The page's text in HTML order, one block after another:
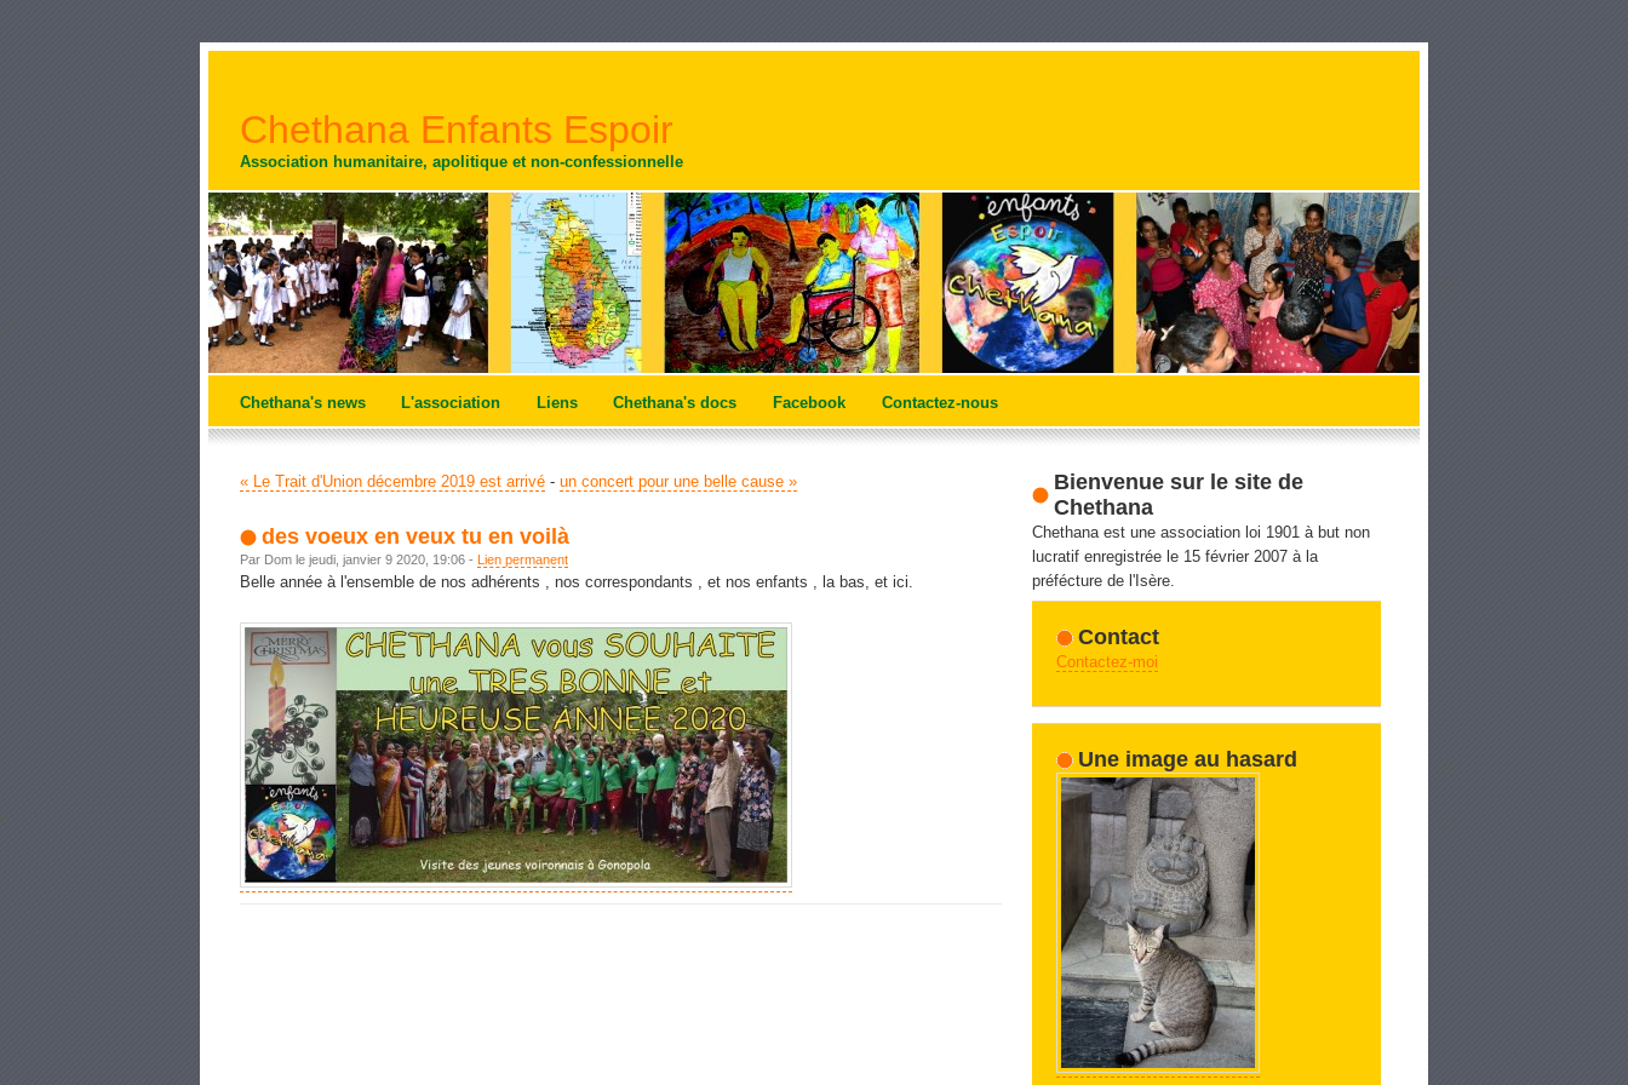
Chethana Enfants Espoir
Association humanitaire, apolitique et non-confessionnelle
Chethana's news L'association Liens Chethana's docs Facebook Contactez-nous
« Le Trait d'Union décembre 2019 est arrivé - un concert pour une belle cause »
des voeux en veux tu en voilà
Par Dom le jeudi, janvier 9 2020, 19:06 - Lien permanent
Belle année à l'ensemble de nos adhérents , nos correspondants , et nos enfants , la bas, et ici.
Bienvenue sur le site de
Chethana
Chethana est une association loi 1901 à but non
lucratif enregistrée le 15 février 2007 à la
préfécture de l'Isère.
Contact
Contactez-moi
Une image au hasard